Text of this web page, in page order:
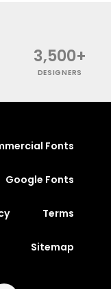
3,500+
DESIGNERS
Fonts
Google Fonts
Terms
Sitemap